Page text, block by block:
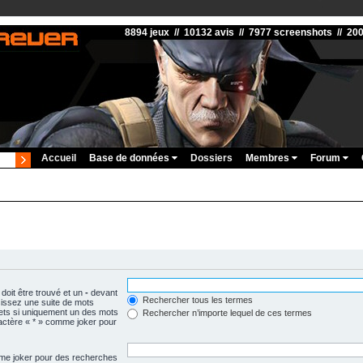
8894 jeux // 10132 avis // 7977 screenshots //
Accueil Base de données Dossiers Membres Forum
être trouvé et un - devant
une suite de mots
si uniquement un des mots
« * » comme joker pour
Rechercher tous les termes
Rechercher n’importe lequel de ces termes
joker pour des recherches